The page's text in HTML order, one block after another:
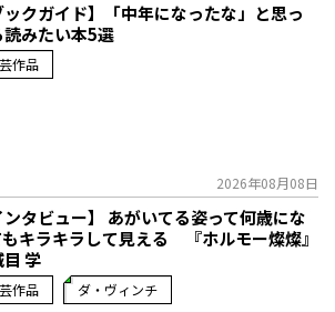
ックガイド】「中年になったな」と思っ
読みたい本5選
作品
2026年08月08日
ンタビュー】 あがいてる姿って何歳にな
もキラキラして見える 『ホルモー燦燦』
学
作品 ダ・ヴィンチ